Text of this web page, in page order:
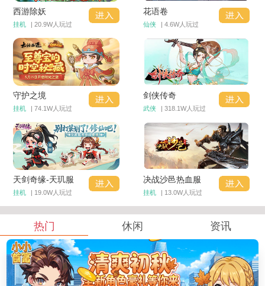
西游除妖
挂机 | 20.9W人玩过
花语卷
仙侠 | 4.6W人玩过
守护之境
挂机 | 74.1W人玩过
剑侠传奇
武侠 | 318.1W人玩过
天剑奇缘-天玑服
挂机 | 19.0W人玩过
决战沙邑热血服
挂机 | 13.0W人玩过
热门 休闲 资讯